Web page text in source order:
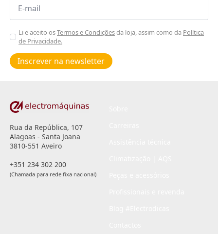
Aceitar
Poiticas
de
privacidade
Li e aceito osTermos e Condiçõesda loja, assim como da Política
de Privacidade.
Inscrever na newsletter
Rua da República, 107
Alagoas - Santa Joana
3810-551 Aveiro
+351 234 302 200
(Chamada para rede fixa nacional)